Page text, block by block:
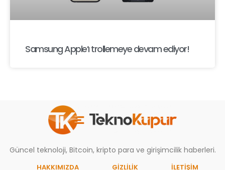
Samsung Apple’ı trollemeye devam ediyor!
Güncel teknoloji, Bitcoin, kripto para ve girişimcilik haberleri.
HAKKIMIZDA GIZLILIK İLETİŞİM